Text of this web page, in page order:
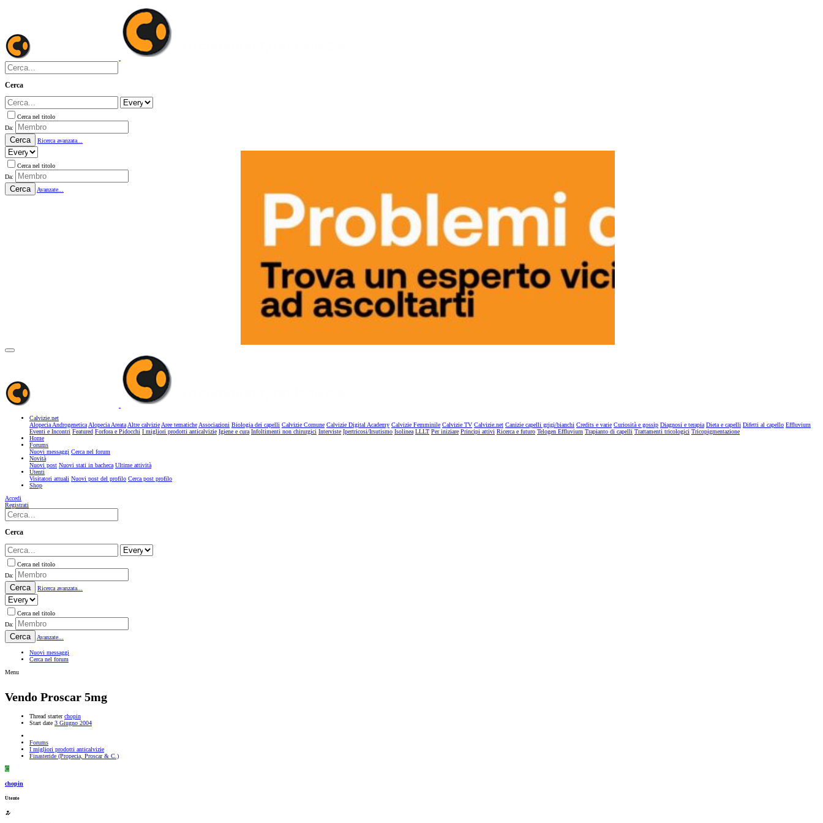
Cerca
Cerca nel titolo
Da:
Cerca Ricerca avanzata...
Cerca nel titolo
Da:
Cerca Avanzate...
Calvizie.net
Alopecia AndrogeneticaAlopecia AreataAltre calvizieAree tematicheAssociazioni Biologia dei capelli Calvizie Comune Calvizie Digital Academy Calvizie Femminile Calvizie TV Calvizie.net Canizie capelli grigi/bianchi Credits e varie Curiosità e gossip Diagnosi e terapia Dieta e capelli Difetti al capello Effluvium
Eventi e Incontri Featured Forfora e Pidocchi I migliori prodotti anticalvizie Igiene e cura Infoltimenti non chirurgici Interviste Ipertricosi/Irsutismo Isolinea LLLT Per iniziare Principi attivi Ricerca e futuro Telogen Effluvium Trapianto di capelli Trattamenti tricologici Tricopigmentazione
Home
Forums
Nuovi messaggi Cerca nel forum
Novità
Nuovi post Nuovi stati in bacheca Ultime attività
Utenti
Visitatori attuali Nuovi post del profilo Cerca post profilo
Shop
Accedi
Registrati
Cerca
Cerca nel titolo
Da:
Cerca Ricerca avanzata...
Cerca nel titolo
Da:
Cerca Avanzate...
Nuovi messaggi
Cerca nel forum
Menu
Vendo Proscar 5mg
Thread starter chopin
Start date 3 Giugno 2004
Forums
I migliori prodotti anticalvizie
Finasteride (Propecia, Proscar & C.)
C
chopin
Utente